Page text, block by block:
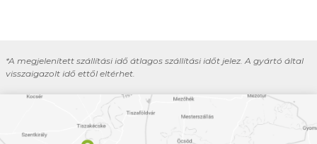
*A megjelenített szállítási idő átlagos szállítási időt jelez. A gyártó által
visszaigazolt idő ettől eltérhet.